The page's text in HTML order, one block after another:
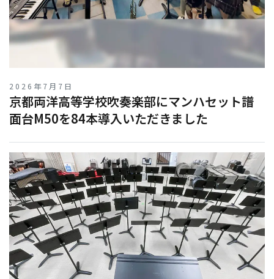
2026年7月7日
京都両洋高等学校吹奏楽部にマンハセット譜
⾯台M50を84本導入いただきました